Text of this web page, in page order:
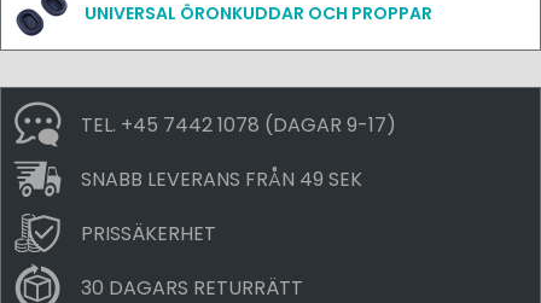
UNIVERSAL ÖRONKUDDAR OCH PROPPAR
TEL. +45 7442 1078 (DAGAR 9-17)
SNABB LEVERANS FRÅN 49 SEK
PRISSÄKERHET
30 DAGARS RETURRÄTT